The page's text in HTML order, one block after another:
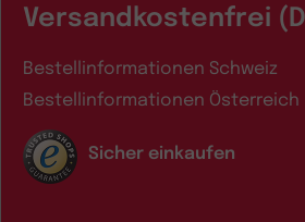
Versandkostenfrei
Bestellinformationen Schweiz
Bestellinformationen Österreich
Sicher einkaufen